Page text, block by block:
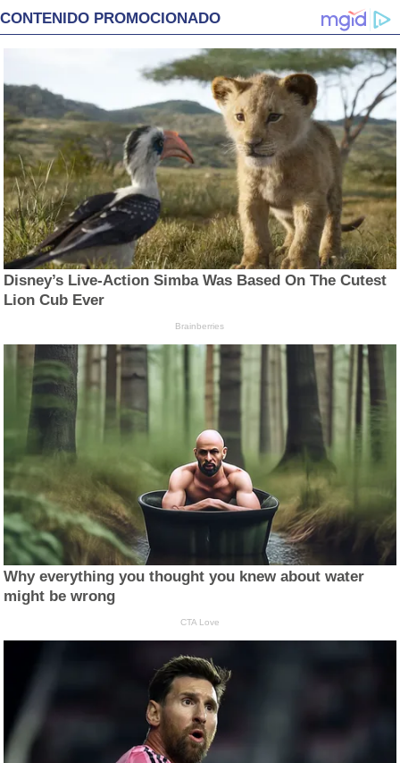
CONTENIDO PROMOCIONADO
Disney’s Live-Action Simba Was Based On The Cutest
Lion Cub Ever
Brainberries
Why everything you thought you knew about water
might be wrong
CTA Love